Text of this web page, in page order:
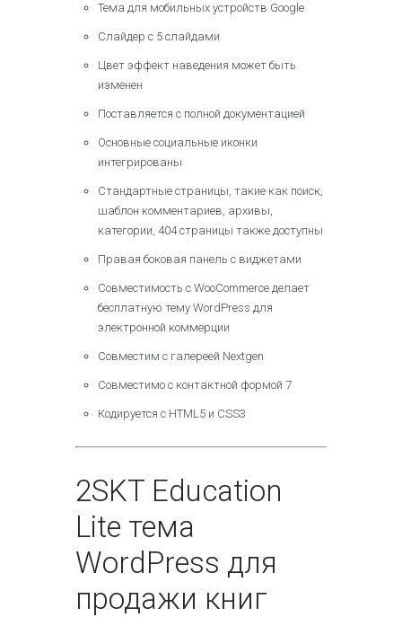
Тема для мобильных устройств Google
Слайдер с 5 слайдами
Цвет эффект наведения может быть
изменен
Поставляется с полной документацией
Основные социальные иконки
интегрированы
Стандартные страницы, такие как поиск,
шаблон комментариев, архивы,
категории, 404 страницы также доступны
Правая боковая панель с виджетами
Совместимость с WooCommerce делает
бесплатную тему WordPress для
электронной коммерции
Совместим с галереей Nextgen
Совместимо с контактной формой 7
Кодируется с HTML5 и CSS3
2SKT Education
Lite тема
WordPress для
продажи книг